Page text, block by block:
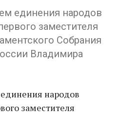
единения народов
заместителя
Собрания
Владимира
народов
заместителя